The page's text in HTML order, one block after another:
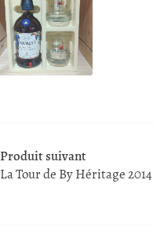
Produit suivant
La Tour de By Héritage 2014